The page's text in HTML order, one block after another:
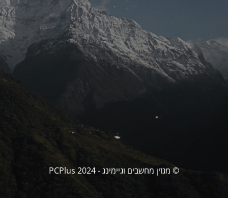
© מגזין מחשבים וגיימינג - PCPlus 2024